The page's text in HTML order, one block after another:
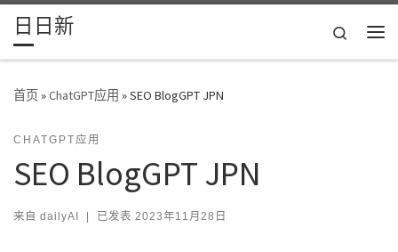
Skip to content
日日新
Search
首页»ChatGPT应用 »SEO BlogGPT JPN
CHATGPT应用
SEO BlogGPT JPN
来自 dailyAI | 已发表 2023年11月28日